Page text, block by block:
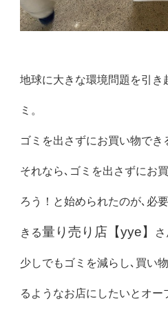
地球に大きな環境問題を引き
ミ。
ゴミを出さずにお買い物でき
それなら､ゴミを出さずにお
ろう！と始められたのが､必
きる量り売り店【yye】 さ
少しでもゴミを減らし､買い
るようなお店にしたいとオー